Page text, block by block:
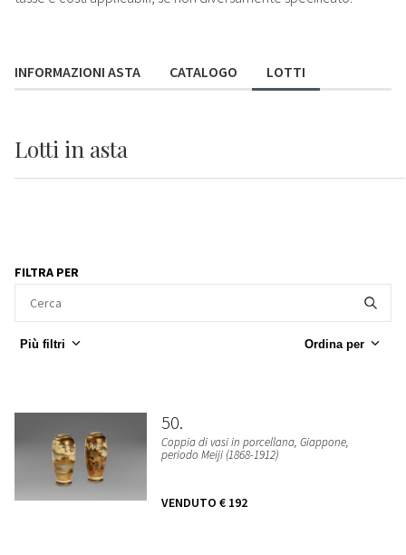
INFORMAZIONI ASTA CATALOGO LOTTI
Lotti in asta
FILTRA PER
Più filtri Ordina per
50
Coppia di vasi in porcellana, Giappone,
periodo Meiji (1868-1912)
VENDUTO € 192